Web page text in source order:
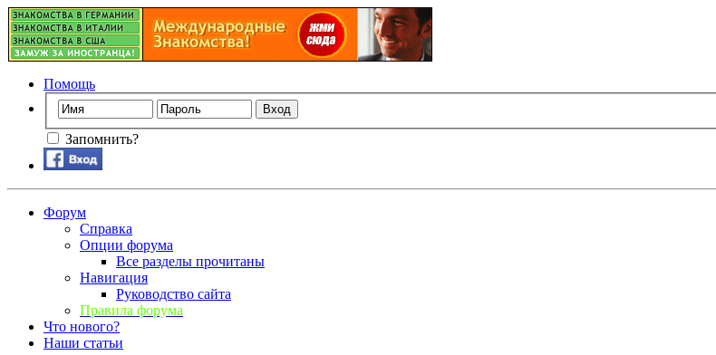
Помощь
Запомнить?
Форум
Справка
Опции форума
Все разделы прочитаны
Навигация
Руководство сайта
Правила форума
Что нового?
Наши статьи